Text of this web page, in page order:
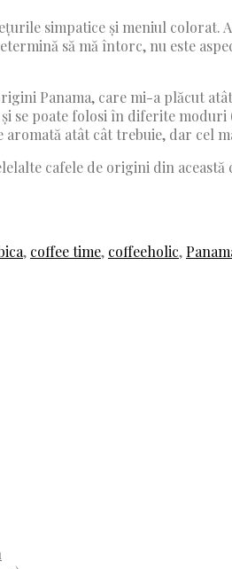
simpatice și meniul colorat.
să mă întorc, nu este
Panama, care mi-a plăcut
se poate folosi în diferite
atât cât trebuie, dar cel
cafele de origini din
, coffee time, coffeeholic,